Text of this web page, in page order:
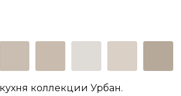
коллекции Урбан.